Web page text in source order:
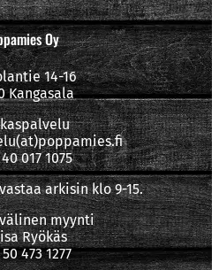
Oy
14-16
Kangasala
017 1075
arkisin klo 9-15.
myynti
Ryökäs
473 1277